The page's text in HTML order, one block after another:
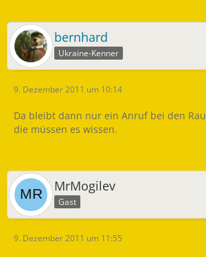
bernhard
Ukraine-Kenner
9. Dezember 2011 um 10:14
Da bleibt dann nur ein Anruf bei den
die müssen es wissen.
MrMogilev
Gast
9. Dezember 2011 um 11:55